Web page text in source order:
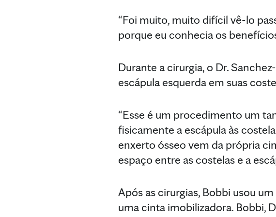
“Foi muito, muito difícil vê-lo
porque eu conhecia os
Durante a cirurgia, o Dr.
escápula esquerda em suas
“Esse é um procedimento um
fisicamente a escápula às
enxerto ósseo vem da própria
espaço entre as costelas e a
Após as cirurgias, Bobbi usou
uma cinta imobilizadora. Bobbi,